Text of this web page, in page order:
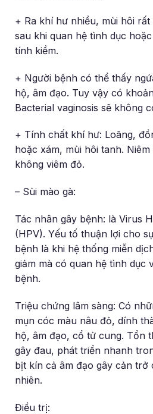
+ Ra khí hư nhiều, mùi hôi
sau khi quan hệ tình dục
tính kiềm.
+ Người bệnh có thể thấy
hộ, âm đạo. Tuy vậy có
Bacterial vaginosis sẽ không
+ Tính chất khí hư: Loãng,
hoặc xám, mùi hôi tanh.
không viêm đỏ.
– Sùi mào gà:
Tác nhân gây bệnh: là Virus
(HPV). Yếu tố thuận lợi cho
bệnh là khi hệ thống miễn
giảm mà có quan hệ tình dục
bệnh.
Triệu chứng lâm sàng: Có
mụn cóc màu nâu đỏ, dính
hộ, âm đạo, cổ tử cung. Tổn
gây đau, phát triển nhanh
bịt kín cả âm đạo gây cản trở
nhiên.
Điều trị: